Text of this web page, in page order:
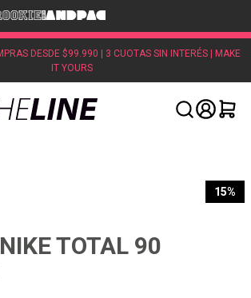
DESDE $99.990 | 3 CUOTAS SIN INTERÉS | MAKE
IT YOURS
15%
TOTAL 90